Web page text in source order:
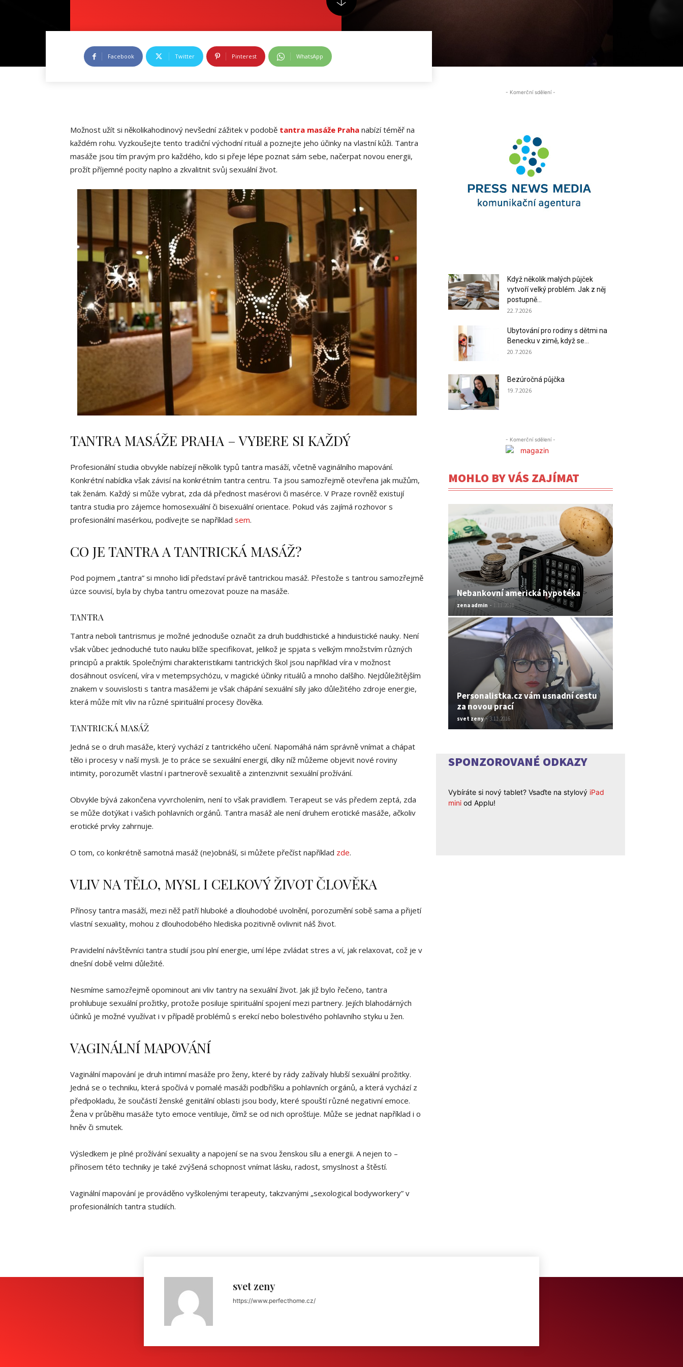
Facebook Twitter Pinterest WhatsApp
Možnost užít si několikahodinový nevšední zážitek v podobě tantra masáže Praha nabízí téměř na
každém rohu. Vyzkoušejte tento tradiční východní rituál a poznejte jeho účinky na vlastní kůži. Tantra
masáže jsou tím pravým pro každého, kdo si přeje lépe poznat sám sebe, načerpat novou energii,
prožít příjemné pocity naplno a zkvalitnit svůj sexuální život.
TANTRA MASÁŽE PRAHA – VYBERE SI KAŽDÝ
Profesionální studia obvykle nabízejí několik typů tantra masáží, včetně vaginálního mapování.
Konkrétní nabídka však závisí na konkrétním tantra centru. Ta jsou samozřejmě otevřena jak mužům,
tak ženám. Každý si může vybrat, zda dá přednost masérovi či masérce. V Praze rovněž existují
tantra studia pro zájemce homosexuální či bisexuální orientace. Pokud vás zajímá rozhovor s
profesionální masérkou, podívejte se například sem.
CO JE TANTRA A TANTRICKÁ MASÁŽ?
Pod pojmem „tantra” si mnoho lidí představí právě tantrickou masáž. Přestože s tantrou samozřejmě
úzce souvisí, byla by chyba tantru omezovat pouze na masáže.
TANTRA
Tantra neboli tantrismus je možné jednoduše označit za druh buddhistické a hinduistické nauky. Není
však vůbec jednoduché tuto nauku blíže specifikovat, jelikož je spjata s velkým množstvím různých
principů a praktik. Společnými charakteristikami tantrických škol jsou například víra v možnost
dosáhnout osvícení, víra v metempsychózu, v magické účinky rituálů a mnoho dalšího. Nejdůležitějším
znakem v souvislosti s tantra masážemi je však chápání sexuální síly jako důležitého zdroje energie,
která může mít vliv na různé spirituální procesy člověka.
TANTRICKÁ MASÁŽ
Jedná se o druh masáže, který vychází z tantrického učení. Napomáhá nám správně vnímat a chápat
tělo i procesy v naší mysli. Je to práce se sexuální energií, díky níž můžeme objevit nové roviny
intimity, porozumět vlastní i partnerově sexualitě a zintenzivnit sexuální prožívání.
Obvykle bývá zakončena vyvrcholením, není to však pravidlem. Terapeut se vás předem zeptá, zda
se může dotýkat i vašich pohlavních orgánů. Tantra masáž ale není druhem erotické masáže, ačkoliv
erotické prvky zahrnuje.
O tom, co konkrétně samotná masáž (ne)obnáší, si můžete přečíst například zde.
VLIV NA TĚLO, MYSL I CELKOVÝ ŽIVOT ČLOVĚKA
Přínosy tantra masáží, mezi něž patří hluboké a dlouhodobé uvolnění, porozumění sobě sama a přijetí
vlastní sexuality, mohou z dlouhodobého hlediska pozitivně ovlivnit náš život.
Pravidelní návštěvníci tantra studií jsou plní energie, umí lépe zvládat stres a ví, jak relaxovat, což je v
dnešní době velmi důležité.
Nesmíme samozřejmě opominout ani vliv tantry na sexuální život. Jak již bylo řečeno, tantra
prohlubuje sexuální prožitky, protože posiluje spirituální spojení mezi partnery. Jejích blahodárných
účinků je možné využívat i v případě problémů s erekcí nebo bolestivého pohlavního styku u žen.
VAGINÁLNÍ MAPOVÁNÍ
Vaginální mapování je druh intimní masáže pro ženy, které by rády zažívaly hlubší sexuální prožitky.
Jedná se o techniku, která spočívá v pomalé masáži podbřišku a pohlavních orgánů, a která vychází z
předpokladu, že součástí ženské genitální oblasti jsou body, které spouští různé negativní emoce.
Žena v průběhu masáže tyto emoce ventiluje, čímž se od nich oprošťuje. Může se jednat například i o
hněv či smutek.
Výsledkem je plné prožívání sexuality a napojení se na svou ženskou sílu a energii. A nejen to –
přínosem této techniky je také zvýšená schopnost vnímat lásku, radost, smyslnost a štěstí.
Vaginální mapování je prováděno vyškolenými terapeuty, takzvanými „sexological bodyworkery” v
profesionálních tantra studiích.
- Komerční sdělení -
Když několik malých půjček
vytvoří velký problém. Jak z něj
postupně...
22.7.2026
Ubytování pro rodiny s dětmi na
Benecku v zimě, když se...
20.7.2026
Bezúročná půjčka
19.7.2026
- Komerční sdělení -
MOHLO BY VÁS ZAJÍMAT
Nebankovní americká hypotéka
zena admin - 1.11.2018
Personalistka.cz vám usnadní cestu
za novou prací
svet zeny - 3.11.2016
SPONZOROVANÉ ODKAZY
Vybíráte si nový tablet? Vsaďte na stylový iPad
mini od Applu!
svet zeny
https://www.perfecthome.cz/